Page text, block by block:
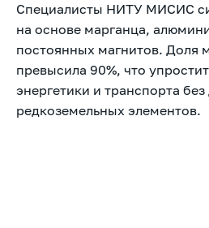
Специалисты НИТУ МИСИС
на основе марганца,
постоянных магнитов. Доля
превысила 90%, что
энергетики и транспорта
редкоземельных элементов.